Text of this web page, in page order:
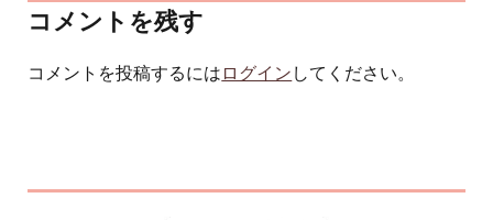
コメントを残す
コメントを投稿するには ログイン してください。